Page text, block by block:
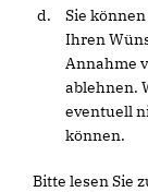
Sie
Ihren
Annahme
ablehnen.
eventuell
können.
Bitte lesen Sie